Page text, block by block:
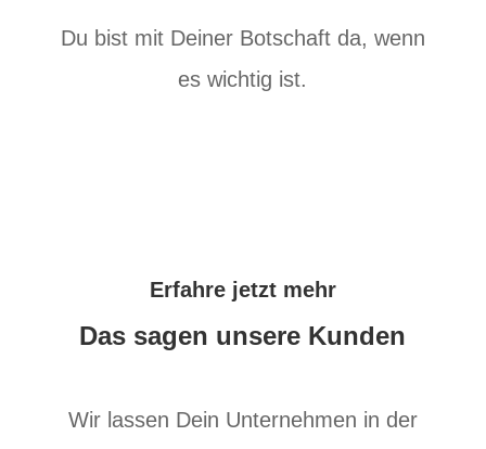
Du bist mit Deiner Botschaft da, wenn
es wichtig ist.
Erfahre jetzt mehr
Das sagen unsere Kunden
Wir lassen Dein Unternehmen in der